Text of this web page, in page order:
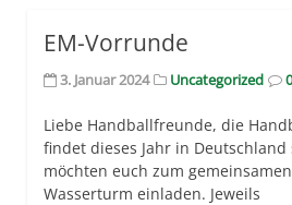
EM-Vorrunde
3. Januar 2024 Uncategorized 0
Liebe Handballfreunde, die
findet dieses Jahr in
möchten euch zum
Wasserturm einladen. Jeweils